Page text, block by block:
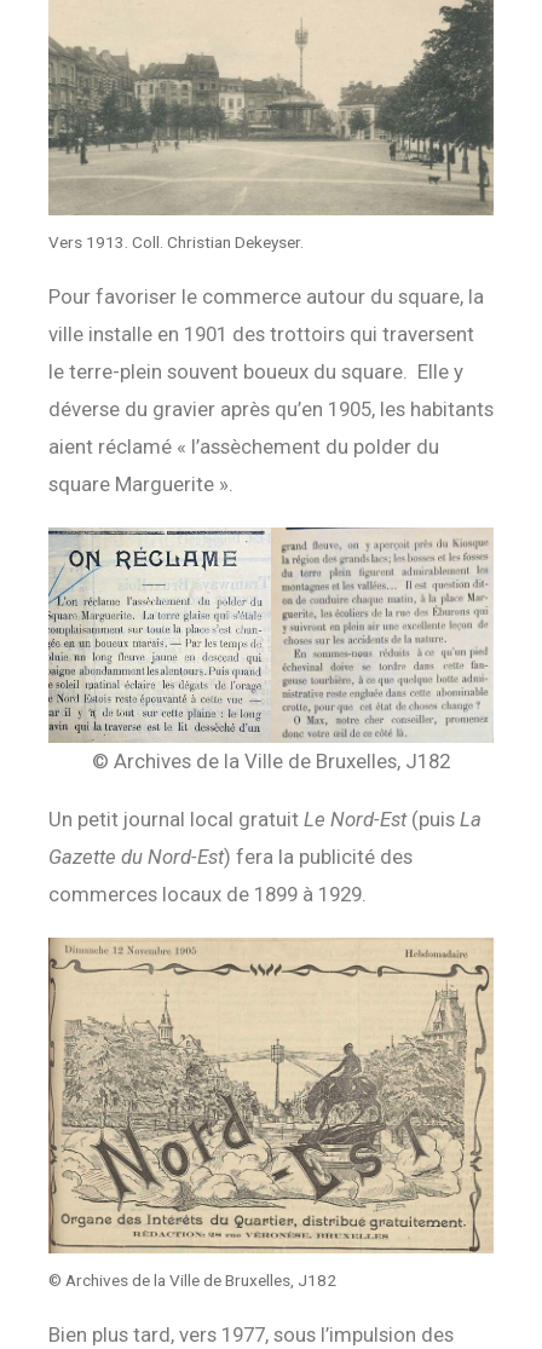
Vers 1913. Coll. Christian Dekeyser.
Pour favoriser le commerce autour du square, la
ville installe en 1901 des trottoirs qui traversent
le terre-plein souvent boueux du square. Elle y
déverse du gravier après qu’en 1905, les habitants
aient réclamé « l’assèchement du polder du
square Marguerite ».
© Archives de la Ville de Bruxelles, J182
Un petit journal local gratuit Le Nord-Est(puis La
Gazette du Nord-Est) fera la publicité des
commerces locaux de 1899 à 1929.
© Archives de la Ville de Bruxelles, J182
Bien plus tard, vers 1977, sous l’impulsion des